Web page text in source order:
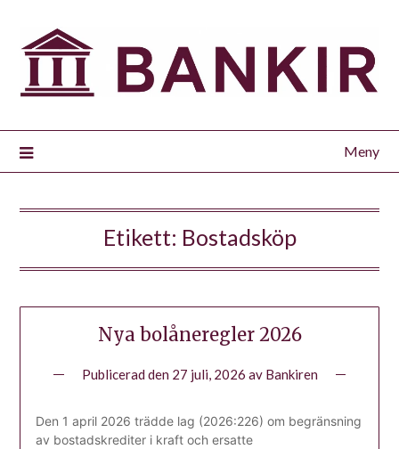
Meny
Etikett: Bostadsköp
Nya bolåneregler 2026
Publicerad den 27 juli, 2026 av Bankiren
Den 1 april 2026 trädde lag (2026:226) om begränsning
av bostadskrediter i kraft och ersatte